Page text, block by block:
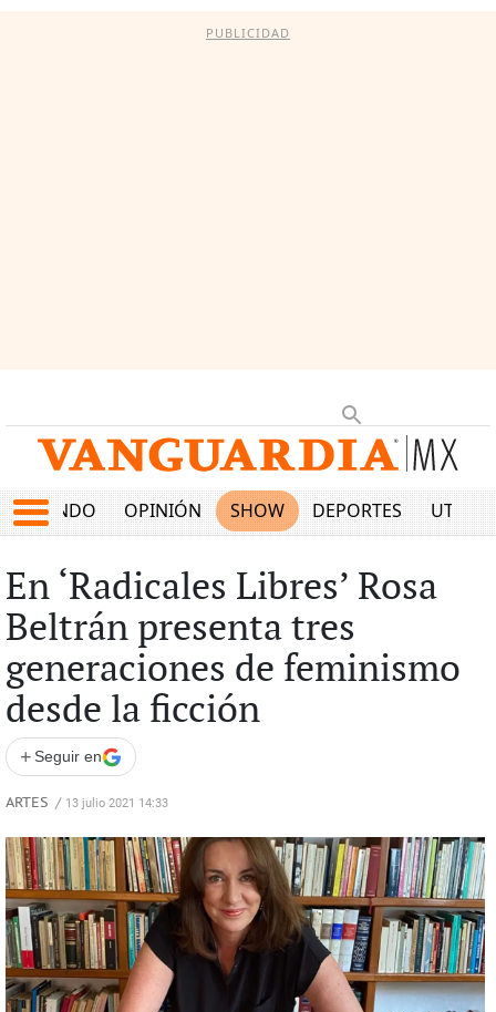
PUBLICIDAD
MUNDO OPINIÓN SHOW DEPORTES
En ‘Radicales Libres’ Rosa
Beltrán presenta tres
generaciones de feminismo
desde la ficción
+ Seguir en
ARTES / 13 julio 2021 14:33